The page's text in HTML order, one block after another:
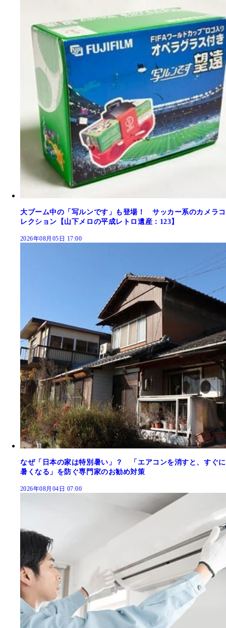
大ブーム中の「写ルンです」も登場！ サッカー系のカメラコ
レクション【山下メロの平成レトロ遺産：123】
2026年08月05日 17:00
なぜ「日本の家は特別暑い」？ 「エアコンを消すと、すぐに
暑くなる」を防ぐ専門家のお勧め対策
2026年08月04日 07:00